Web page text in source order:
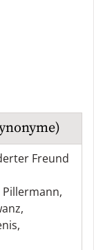
Freund
Pillermann,
,
,